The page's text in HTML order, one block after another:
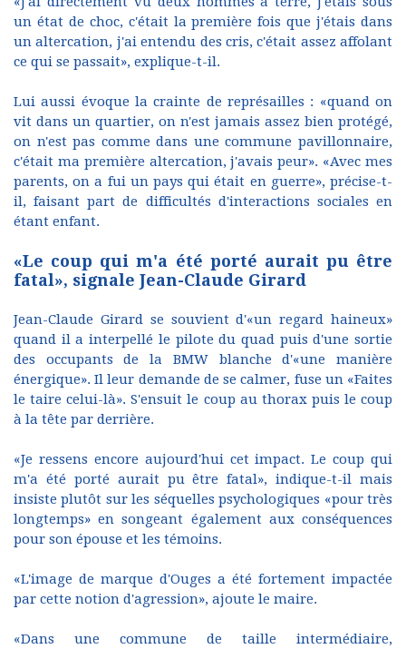
un état de choc, c'était la première fois que j'étais dans
un altercation, j'ai entendu des cris, c'était assez affolant
ce qui se passait», explique-t-il.
Lui aussi évoque la crainte de représailles : «quand on
vit dans un quartier, on n'est jamais assez bien protégé,
on n'est pas comme dans une commune pavillonnaire,
c'était ma première altercation, j'avais peur». «Avec mes
parents, on a fui un pays qui était en guerre», précise-t-
il, faisant part de difficultés d'interactions sociales en
étant enfant.
«Le coup qui m'a été porté aurait pu être
fatal», signale Jean-Claude Girard
Jean-Claude Girard se souvient d'«un regard haineux»
quand il a interpellé le pilote du quad puis d'une sortie
des occupants de la BMW blanche d'«une manière
énergique». Il leur demande de se calmer, fuse un «Faites
le taire celui-là». S'ensuit le coup au thorax puis le coup
à la tête par derrière.
«Je ressens encore aujourd'hui cet impact. Le coup qui
m'a été porté aurait pu être fatal», indique-t-il mais
insiste plutôt sur les séquelles psychologiques «pour très
longtemps» en songeant également aux conséquences
pour son épouse et les témoins.
«L'image de marque d'Ouges a été fortement impactée
par cette notion d'agression», ajoute le maire.
«Dans une commune de taille intermédiaire,